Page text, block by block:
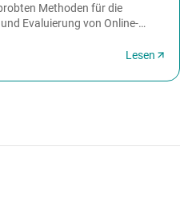
Methoden für die
Evaluierung von Online-
Lesen